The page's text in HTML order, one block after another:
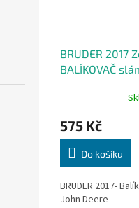
BRUDER 2017
BALÍKOVAČ
575 Kč
Do košíku
BRUDER 2017-
John Deere